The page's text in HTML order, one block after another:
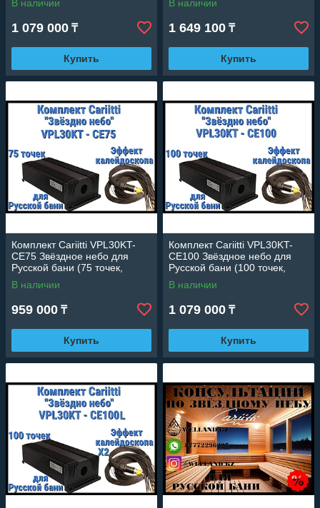
В наличии
1 079 000 ₸
Купить
В наличии
1 649 100 ₸
Купить
Комплект Cariitti VPL30KT-
CE75 Звёздное небо для
Русской бани (75 точек,
эффект калейдоскопа)
В наличии
959 000 ₸
Купить
Комплект Cariitti VPL30KT-
CE100 Звёздное небо для
Русской бани (100 точек,
эффект калейдоскопа)
В наличии
1 079 000 ₸
Купить